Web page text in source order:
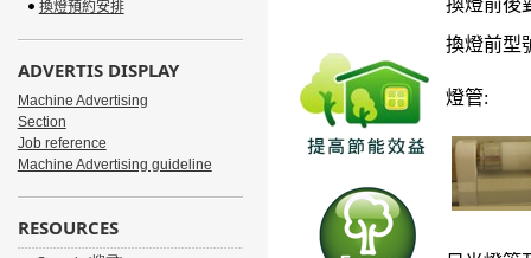
換燈前後
換燈前型
燈管:
換燈預約安排
ADVERTIS DISPLAY
Machine Advertising
Section
Job reference
Machine Advertising guideline
RESOURCES